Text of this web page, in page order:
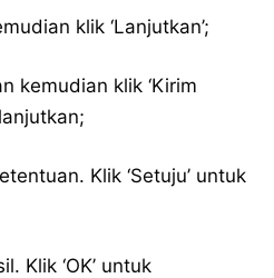
klik ‘Lanjutkan’;
kemudian klik ‘Kirim
Klik ‘Setuju’ untuk
Klik ‘OK’ untuk